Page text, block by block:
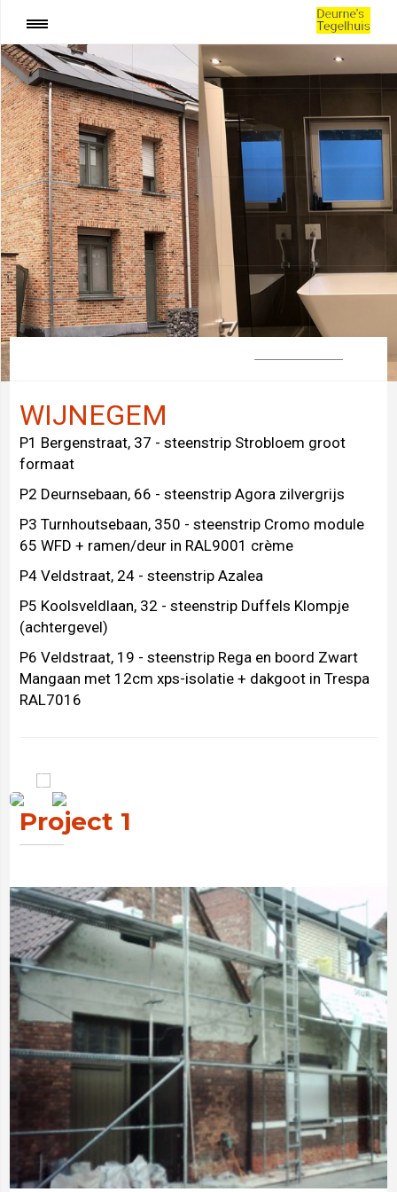
:WIJNEGEM SHARE
WIJNEGEM
P1 Bergenstraat, 37 - steenstrip Strobloem groot
formaat
P2 Deurnsebaan, 66 - steenstrip Agora zilvergrijs
P3 Turnhoutsebaan, 350 - steenstrip Cromo module
65 WFD + ramen/deur in RAL9001 crème
P4 Veldstraat, 24 - steenstrip Azalea
P5 Koolsveldlaan, 32 - steenstrip Duffels Klompje
(achtergevel)
P6 Veldstraat, 19 - steenstrip Rega en boord Zwart
Mangaan met 12cm xps-isolatie + dakgoot in Trespa
RAL7016
Project 1